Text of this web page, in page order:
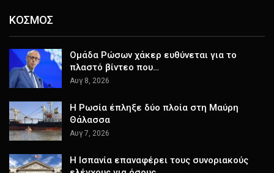
ΚΟΣΜΟΣ
Ομάδα Ρώσων χάκερ ευθύνεται για το
πλαστό βίντεο που…
Αυγ 8, 2026
Η Ρωσία έπληξε δύο πλοία στη Μαύρη
Θάλασσα
Αυγ 7, 2026
H Ισπανία επαναφέρει τους συνοριακούς